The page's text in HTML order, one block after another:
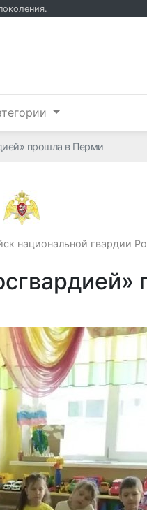
прошла в Перми
национальной гвардии